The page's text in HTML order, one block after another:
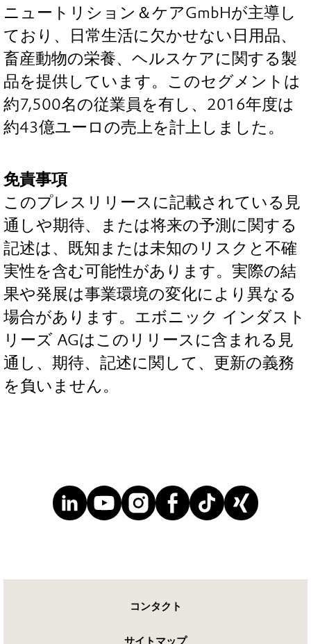
ニュートリション＆ケアGmbHが主導し
ており、日常生活に欠かせない日用品、
畜産動物の栄養、ヘルスケアに関する製
品を提供しています。このセグメントは
約7,500名の従業員を有し、2016年度は
約43億ユーロの売上を計上しました。
免責事項
このプレスリリースに記載されている見
通しや期待、または将来の予測に関する
記述は、既知または未知のリスクと不確
実性を含む可能性があります。実際の結
果や発展は事業環境の変化により異なる
場合があります。エボニック インダスト
リーズ AGはこのリリースに含まれる見
通し、期待、記述に関して、更新の義務
を負いません。
コンタクト
サイトマップ